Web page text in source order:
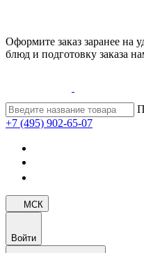
Оформите заказ заранее на
блюд и подготовку заказа
+7 (495) 902-65-07
МСК
Войти